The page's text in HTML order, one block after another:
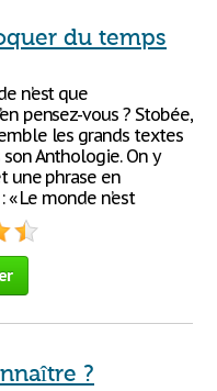
du temps
n’est que
pensez-vous ? Stobée,
les grands textes
Anthologie. On y
une phrase en
Le monde n’est
?